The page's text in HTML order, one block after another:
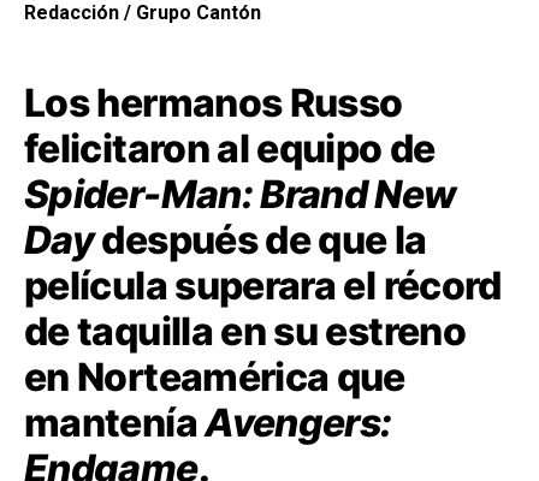
Redacción / Grupo Cantón
Los hermanos Russo
felicitaron al equipo de
Spider-Man: Brand New
Daydespués de que la
película superara el récord
de taquilla en su estreno
en Norteamérica que
manteníaAvengers:
Endgame.